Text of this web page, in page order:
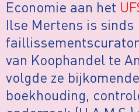
Economie aan het
Ilse Mertens is sinds
van Koophandel te
volgde ze
boekhouding,